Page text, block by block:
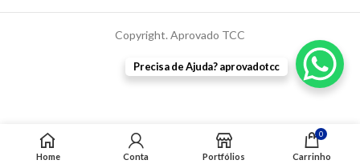
Copyright. Aprovado TCC
Precisa de Ajuda? aprovadotcc
Home Conta Portfólios
0
Carrinho